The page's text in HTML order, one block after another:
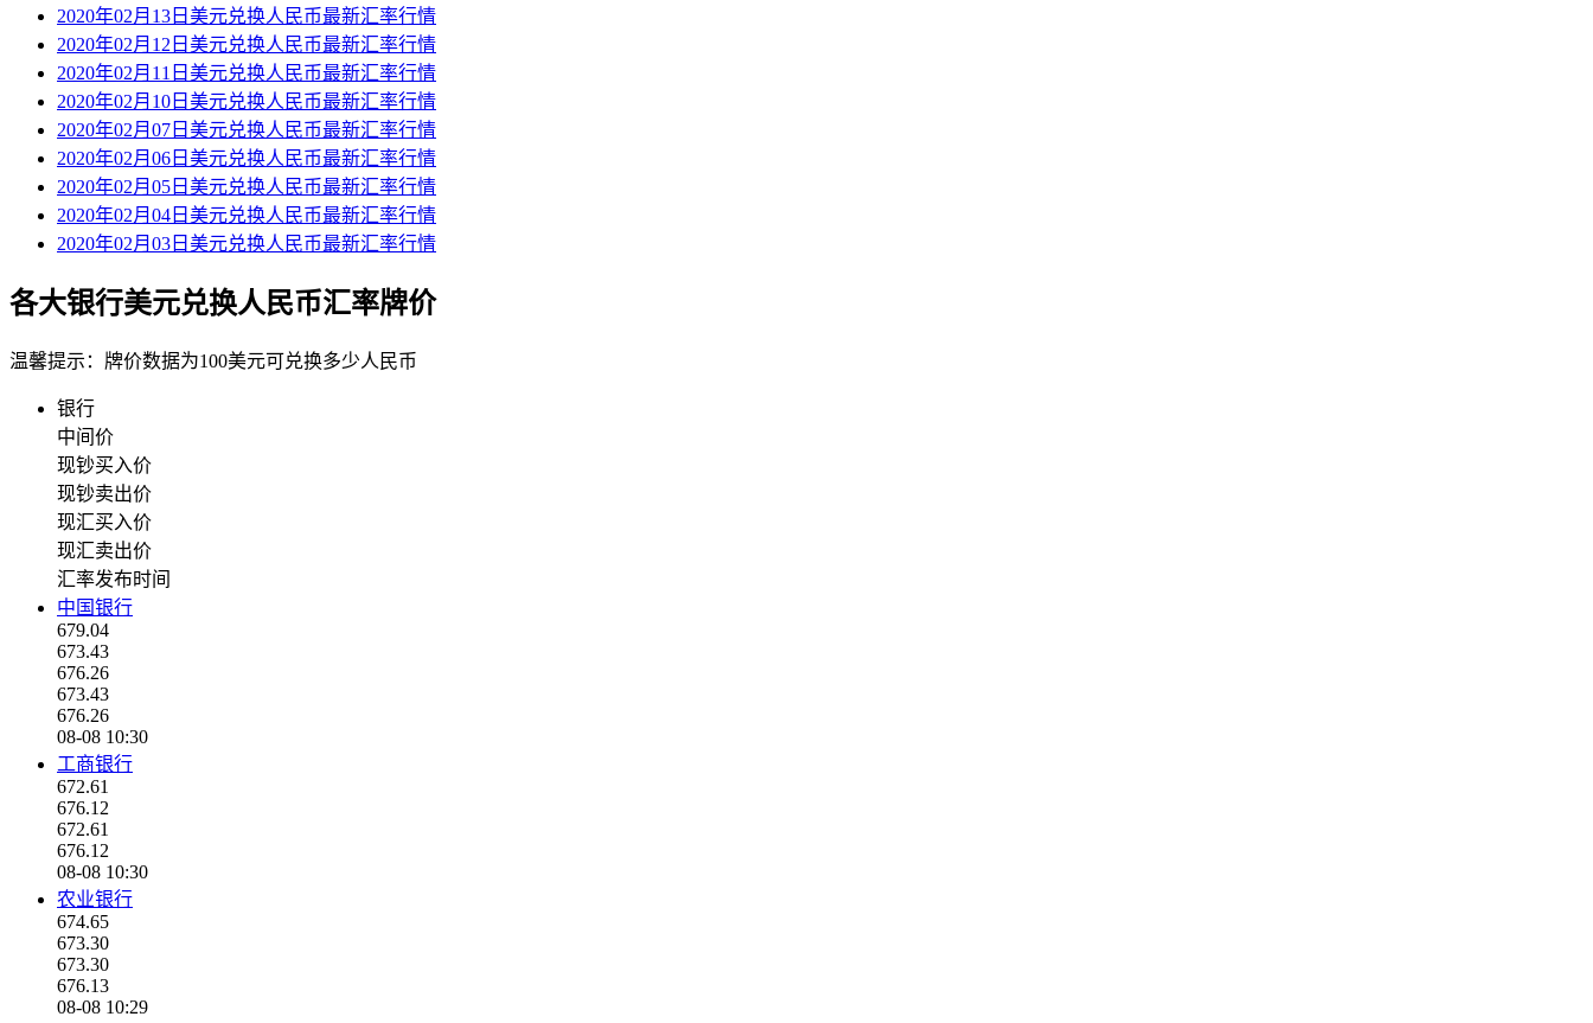
2020年02月13日美元兑换人民币最新汇率行情
2020年02月12日美元兑换人民币最新汇率行情
2020年02月11日美元兑换人民币最新汇率行情
2020年02月10日美元兑换人民币最新汇率行情
2020年02月07日美元兑换人民币最新汇率行情
2020年02月06日美元兑换人民币最新汇率行情
2020年02月05日美元兑换人民币最新汇率行情
2020年02月04日美元兑换人民币最新汇率行情
2020年02月03日美元兑换人民币最新汇率行情
各大银行美元兑换人民币汇率牌价
温馨提示：牌价数据为100美元可兑换多少人民币
银行
中间价
现钞买入价
现钞卖出价
现汇买入价
现汇卖出价
汇率发布时间
中国银行
679.04
673.43
676.26
673.43
676.26
08-08 10:30
工商银行
672.61
676.12
672.61
676.12
08-08 10:30
农业银行
674.65
673.30
673.30
676.13
08-08 10:29